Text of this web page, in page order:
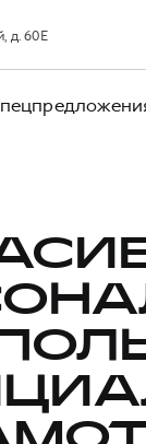
д. 60Е